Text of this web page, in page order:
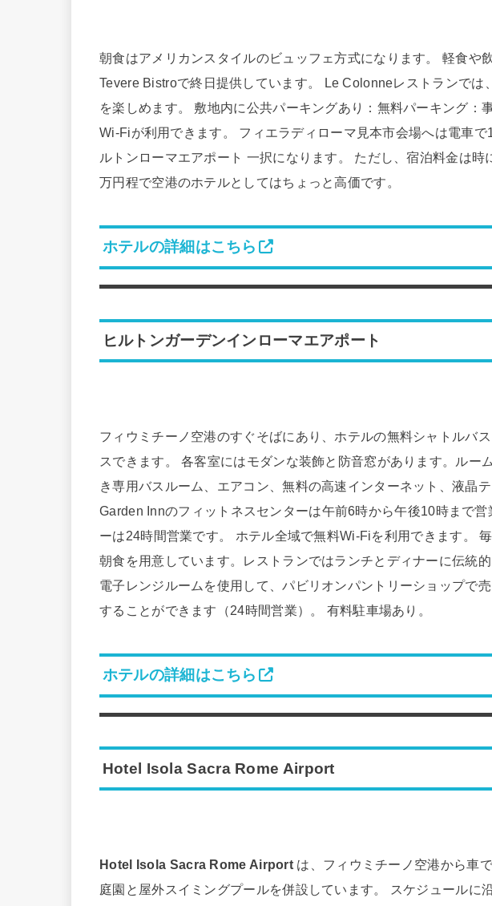
朝食はアメリカンスタイルのビュッフェ方式になります。 軽食や
Tevere Bistroで終日提供しています。 Le Colonneレストランでは
を楽しめます。 敷地内に公共パーキングあり：無料パーキング：
Wi-Fiが利用できます。 フィエラディローマ見本市会場へは電車で
ルトンローマエアポート 一択になります。 ただし、宿泊料金は
万円程で空港のホテルとしてはちょっと高価です。
ホテルの詳細はこちら
ヒルトンガーデンインローマエアポート
フィウミチーノ空港のすぐそばにあり、ホテルの無料シャトルバ
スできます。 各客室にはモダンな装飾と防音窓があります。ルー
き専用バスルーム、エアコン、無料の高速インターネット、液晶
Garden Innのフィットネスセンターは午前6時から午後10時まで
ーは24時間営業です。 ホテル全域で無料Wi-Fiを利用できます。
朝食を用意しています。レストランではランチとディナーに伝統
電子レンジルームを使用して、パビリオンパントリーショップで
することができます（24時間営業）。 有料駐車場あり。
ホテルの詳細はこちら
Hotel Isola Sacra Rome Airport
Hotel Isola Sacra Rome Airport は、フィウミチーノ空港から車
庭園と屋外スイミングプールを併設しています。 スケジュールに